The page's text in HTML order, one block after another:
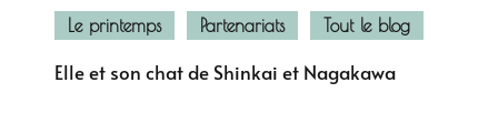
Le printemps Partenariats Tout le blog
Elle et son chat de Shinkai et Nagakawa